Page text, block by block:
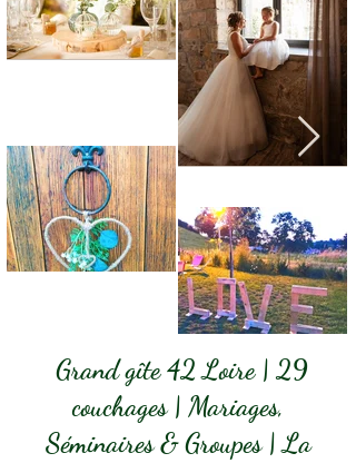
Grand gîte 42 Loire | 29
couchages | Mariages,
Séminaires & Groupes | La